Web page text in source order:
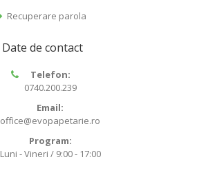
Recuperare parola
Date de contact
Telefon:
0740.200.239
Email:
office@evopapetarie.ro
Program:
Luni - Vineri / 9:00 - 17:00